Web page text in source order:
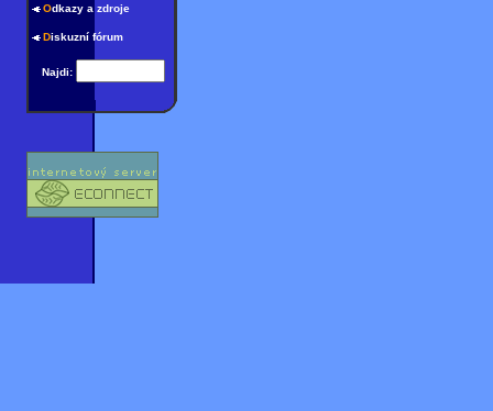
Odkazy a zdroje
Diskuzní fórum
Najdi: